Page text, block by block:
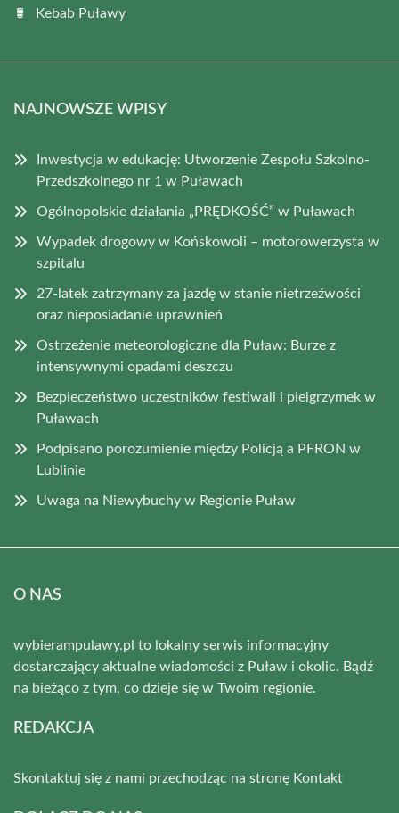
Kebab Puławy
NAJNOWSZE WPISY
Inwestycja w edukację: Utworzenie Zespołu Szkolno-
Przedszkolnego nr 1 w Puławach
Ogólnopolskie działania „PRĘDKOŚĆ” w Puławach
Wypadek drogowy w Końskowoli – motorowerzysta w
szpitalu
27-latek zatrzymany za jazdę w stanie nietrzeźwości
oraz nieposiadanie uprawnień
Ostrzeżenie meteorologiczne dla Puław: Burze z
intensywnymi opadami deszczu
Bezpieczeństwo uczestników festiwali i pielgrzymek w
Puławach
Podpisano porozumienie między Policją a PFRON w
Lublinie
Uwaga na Niewybuchy w Regionie Puław
O NAS
wybierampulawy.pl to lokalny serwis informacyjny
dostarczający aktualne wiadomości z Puław i okolic. Bądź
na bieżąco z tym, co dzieje się w Twoim regionie.
REDAKCJA
Skontaktuj się z nami przechodząc na stronę Kontakt